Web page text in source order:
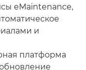
eMaintenance,
и
платформа